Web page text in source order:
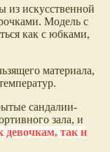
из искусственной
Модель с
как с юбками,
материала,
сандалии-
зала, и
девочкам, так и